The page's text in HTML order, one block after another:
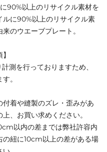
90%以上のリサイクル素材を
に90%以上のリサイクル素
のウエーブプレート。
測を行っておりますため、
。
着や縫製のズレ・歪みがあ
、お買い求めください。
以内の差までは弊社許容内
の紐に10cm以上の差がある場